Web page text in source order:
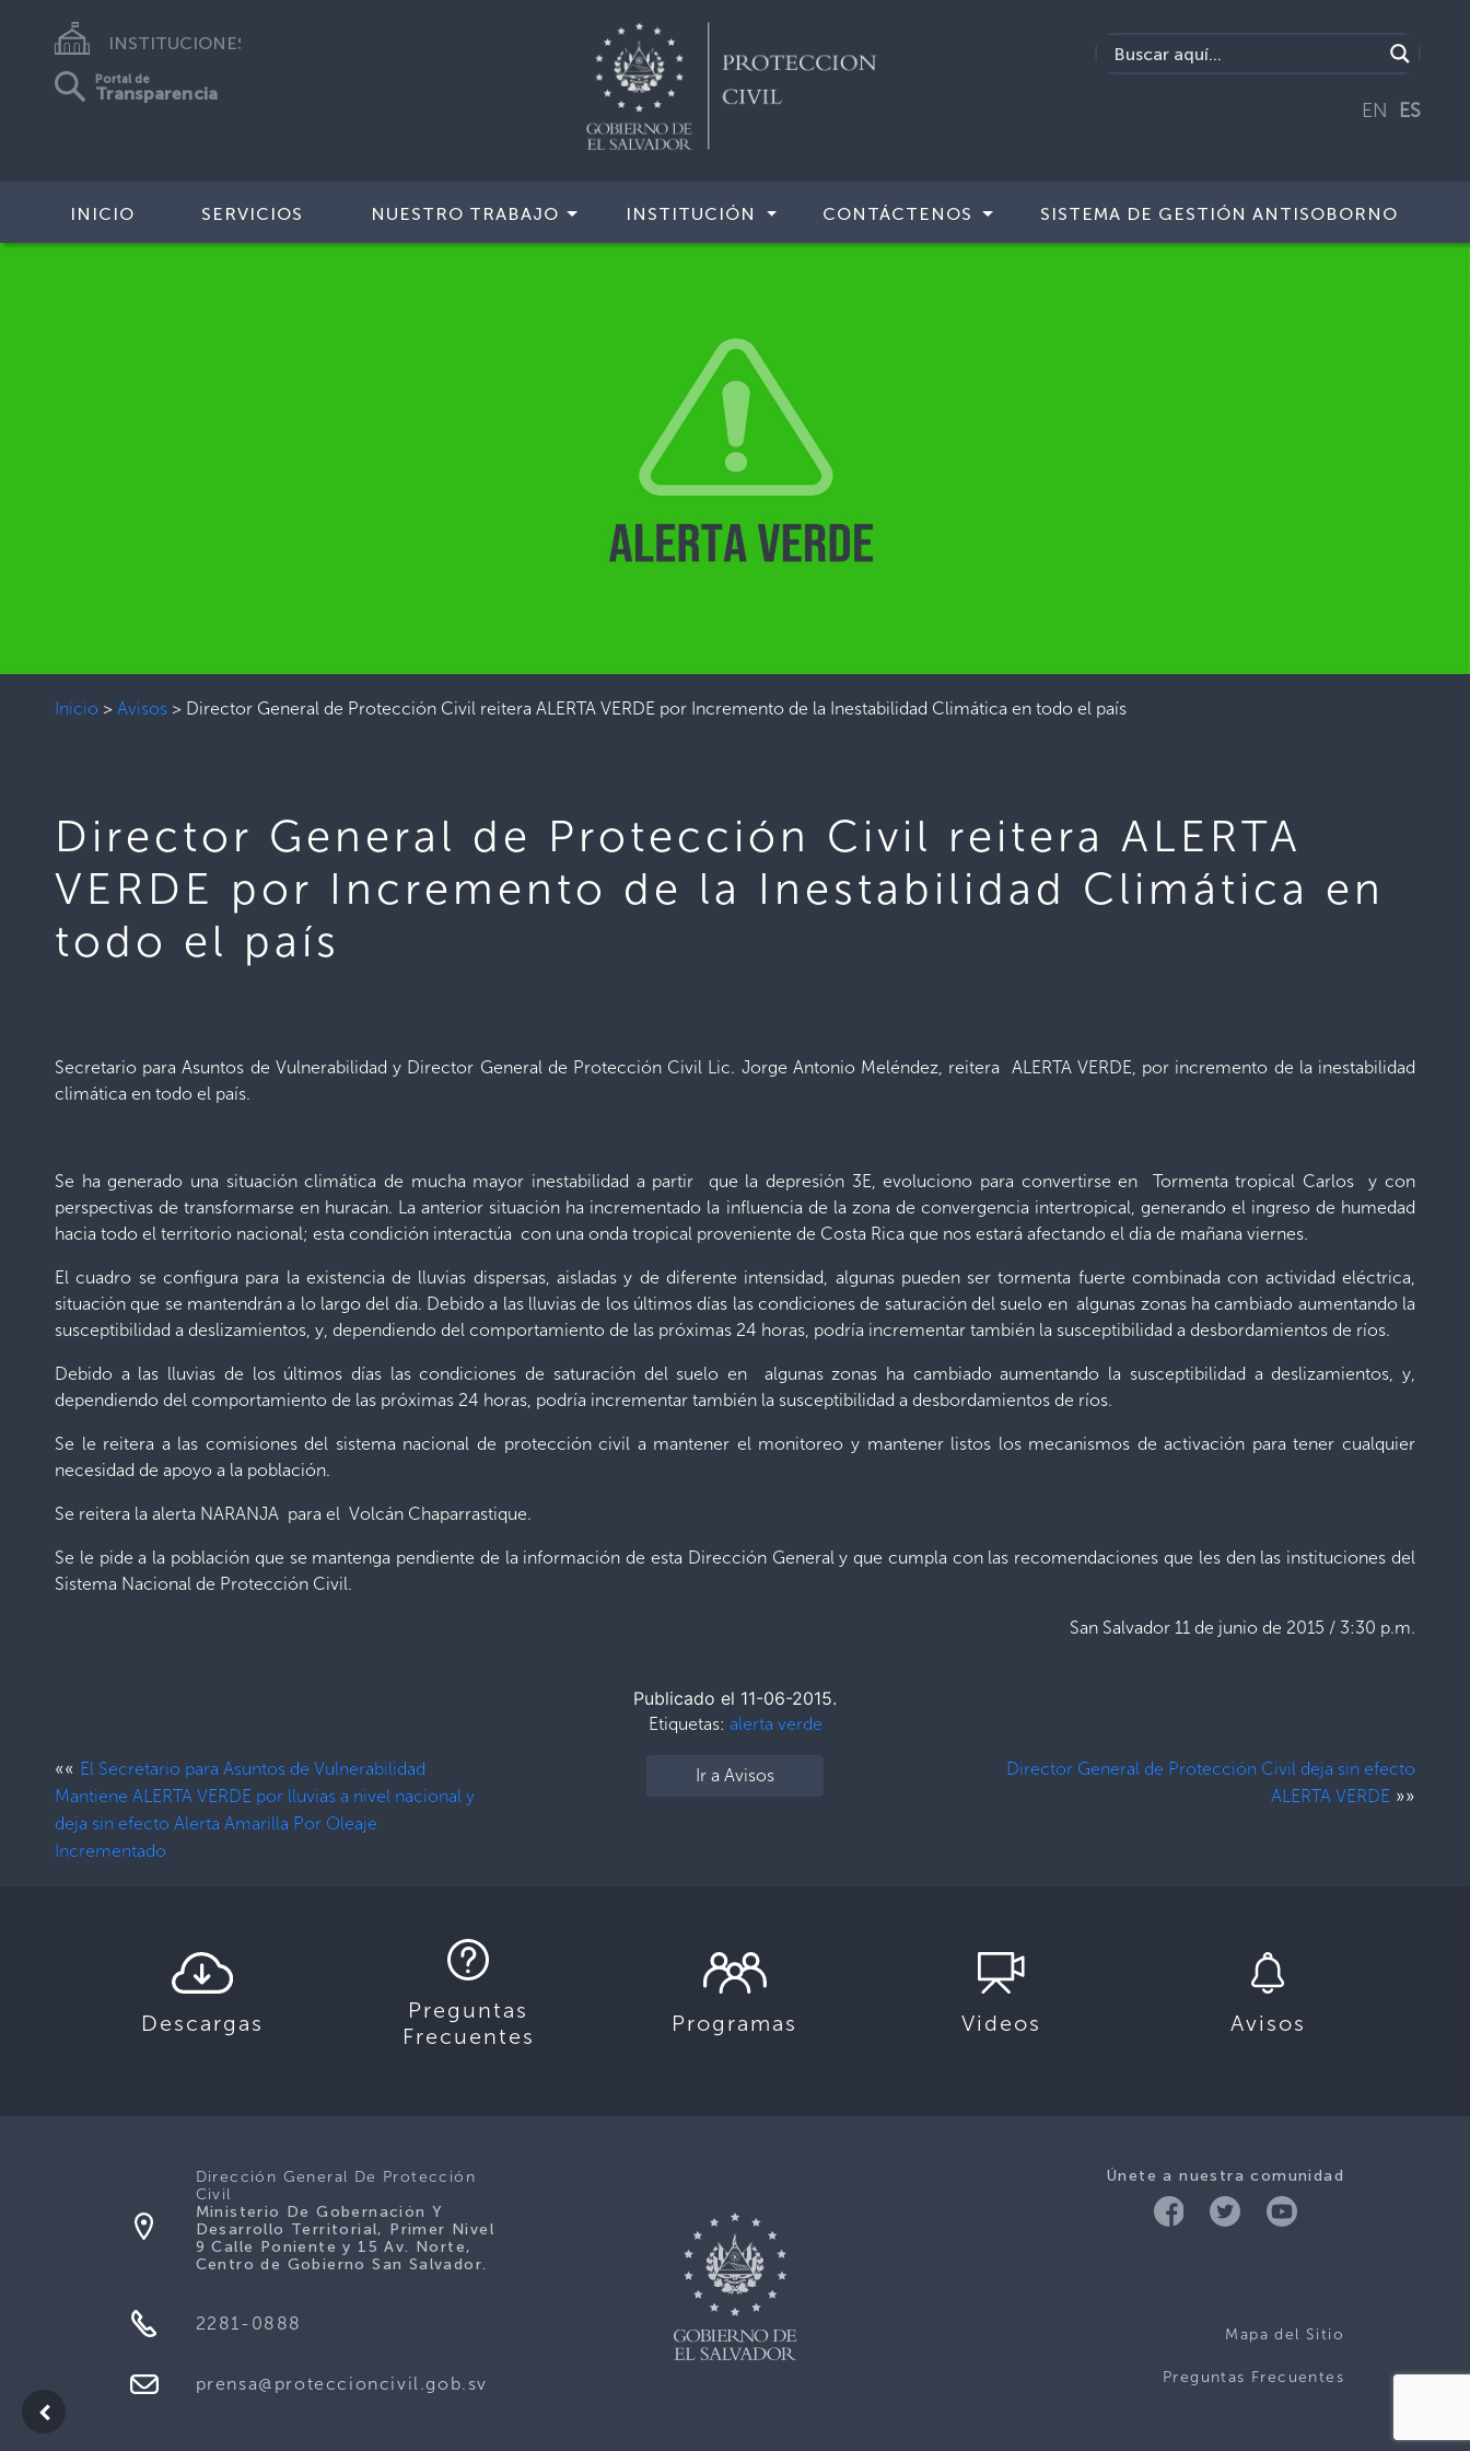
INSTITUCIONES
Portal de
Transparencia
EN ES
INICIO SERVICIOS NUESTRO TRABAJO INSTITUCIÓN CONTÁCTENOS SISTEMA DE GESTIÓN ANTISOBORNO
Inicio > Avisos > Director General de Protección Civil reitera ALERTA VERDE por Incremento de la Inestabilidad Climática en todo el país
Director General de Protección Civil reitera ALERTA
VERDE por Incremento de la Inestabilidad Climática en
todo el país
Secretario para Asuntos de Vulnerabilidad y Director General de Protección Civil Lic. Jorge Antonio Meléndez, reitera ALERTA VERDE, por incremento de la inestabilidad
climática en todo el país.
Se ha generado una situación climática de mucha mayor inestabilidad a partir que la depresión 3E, evoluciono para convertirse en Tormenta tropical Carlos y con
perspectivas de transformarse en huracán. La anterior situación ha incrementado la influencia de la zona de convergencia intertropical, generando el ingreso de humedad
hacia todo el territorio nacional; esta condición interactúa con una onda tropical proveniente de Costa Rica que nos estará afectando el día de mañana viernes.
El cuadro se configura para la existencia de lluvias dispersas, aisladas y de diferente intensidad, algunas pueden ser tormenta fuerte combinada con actividad eléctrica,
situación que se mantendrán a lo largo del día. Debido a las lluvias de los últimos días las condiciones de saturación del suelo en algunas zonas ha cambiado aumentando la
susceptibilidad a deslizamientos, y, dependiendo del comportamiento de las próximas 24 horas, podría incrementar también la susceptibilidad a desbordamientos de ríos.
Debido a las lluvias de los últimos días las condiciones de saturación del suelo en algunas zonas ha cambiado aumentando la susceptibilidad a deslizamientos, y,
dependiendo del comportamiento de las próximas 24 horas, podría incrementar también la susceptibilidad a desbordamientos de ríos.
Se le reitera a las comisiones del sistema nacional de protección civil a mantener el monitoreo y mantener listos los mecanismos de activación para tener cualquier
necesidad de apoyo a la población.
Se reitera la alerta NARANJA para el Volcán Chaparrastique.
Se le pide a la población que se mantenga pendiente de la información de esta Dirección General y que cumpla con las recomendaciones que les den las instituciones del
Sistema Nacional de Protección Civil.
San Salvador 11 de junio de 2015 / 3:30 p.m.
Publicado el 11-06-2015.
Etiquetas: alerta verde
«« El Secretario para Asuntos de Vulnerabilidad
Mantiene ALERTA VERDE por lluvias a nivel nacional y
deja sin efecto Alerta Amarilla Por Oleaje
Incrementado
Ir a Avisos
Director General de Protección Civil deja sin efecto
ALERTA VERDE »»
Descargas
Preguntas
Frecuentes
Programas Videos Avisos
Únete a nuestra comunidad
Mapa del Sitio
Preguntas Frecuentes
Dirección General De Protección
Civil
Ministerio De Gobernación Y
Desarrollo Territorial, Primer Nivel
9 Calle Poniente y 15 Av. Norte,
Centro de Gobierno San Salvador.
2281-0888
prensa@proteccioncivil.gob.sv